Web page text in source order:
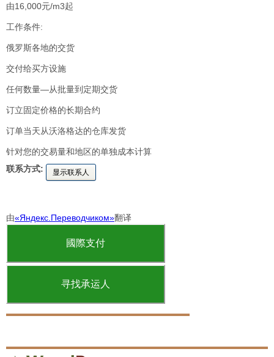
由16,000元/m3起
工作条件:
俄罗斯各地的交货
交付给买方设施
任何数量—从批量到定期交货
订立固定价格的长期合约
订单当天从沃洛格达的仓库发货
针对您的交易量和地区的单独成本计算
联系方式:
显示联系人
由«Яндекс.Переводчиком»翻译
國際支付
寻找承运人